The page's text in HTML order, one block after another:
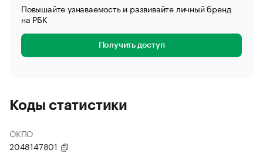
Повышайте узнаваемость и развивайте личный бренд
на РБК
Получить доступ
Коды статистики
ОКПО
2048147801